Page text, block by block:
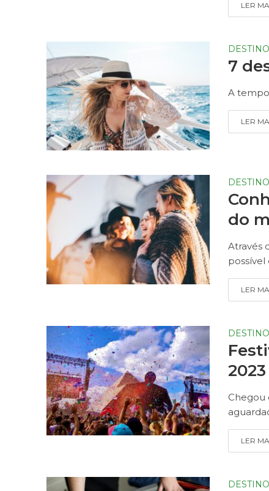
LER
7
A
LER
do
Através
possível
LER
2023
Chegou
LER